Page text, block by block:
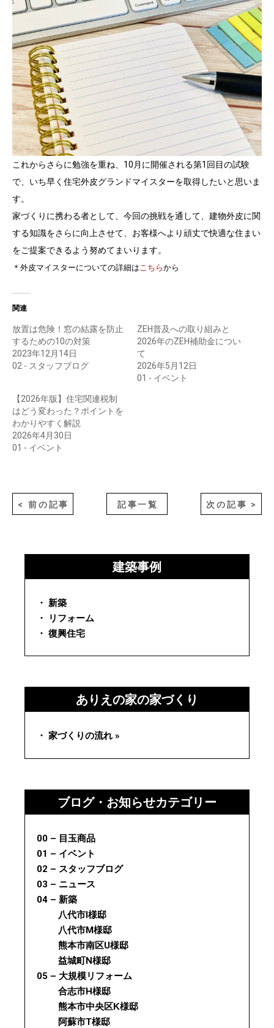
これからさらに勉強を重ね、10月に開催される第1回目の試験
で、いち早く住宅外皮グランドマイスターを取得したいと思いま
す。
家づくりに携わる者として、今回の挑戦を通して、建物外皮に関
する知識をさらに向上させて、お客様へより頑丈で快適な住まい
をご提案できるよう努めてまいります。
＊外皮マイスターについての詳細は こちらから
関連
放置は危険！窓の結露を防止
するための10の対策
2023年12月14日
02 - スタッフブログ
ZEH普及への取り組みと
2026年のZEH補助金につい
て
2026年5月12日
01 - イベント
【2026年版】住宅関連税制
はどう変わった？ポイントを
わかりやすく解説
2026年4月30日
01 - イベント
< 前の記事 記事一覧 次の記事 >
建築事例
・ 新築
・ リフォーム
・ 復興住宅
ありえの家の家づくり
・ 家づくりの流れ »
ブログ・お知らせカテゴリー
00 – 目玉商品
01 – イベント
02 – スタッフブログ
03 – ニュース
04 – 新築
八代市I様邸
八代市M様邸
熊本市南区U様邸
益城町N様邸
05 – 大規模リフォーム
合志市H様邸
熊本市中央区K様邸
阿蘇市T様邸